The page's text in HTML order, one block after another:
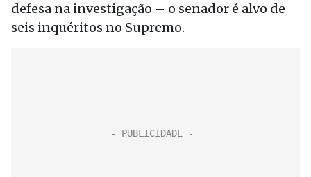
defesa na investigação – o senador é alvo de
seis inquéritos no Supremo.